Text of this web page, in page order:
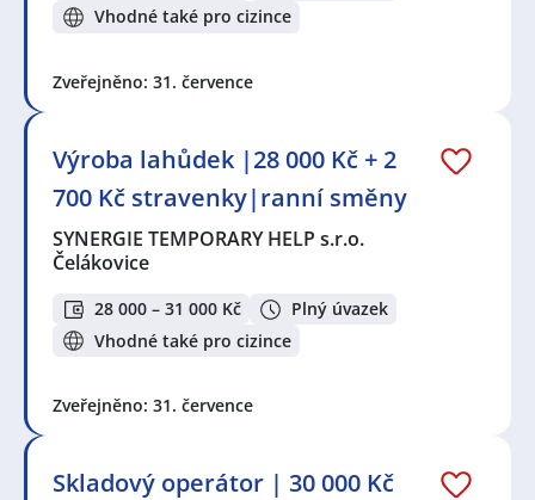
Vhodné také pro cizince
Zveřejněno: 31. července
Výroba lahůdek |28 000 Kč + 2
700 Kč stravenky|ranní směny
SYNERGIE TEMPORARY HELP s.r.o.
Čelákovice
28 000 – 31 000 Kč
Plný úvazek
Vhodné také pro cizince
Zveřejněno: 31. července
Skladový operátor | 30 000 Kč